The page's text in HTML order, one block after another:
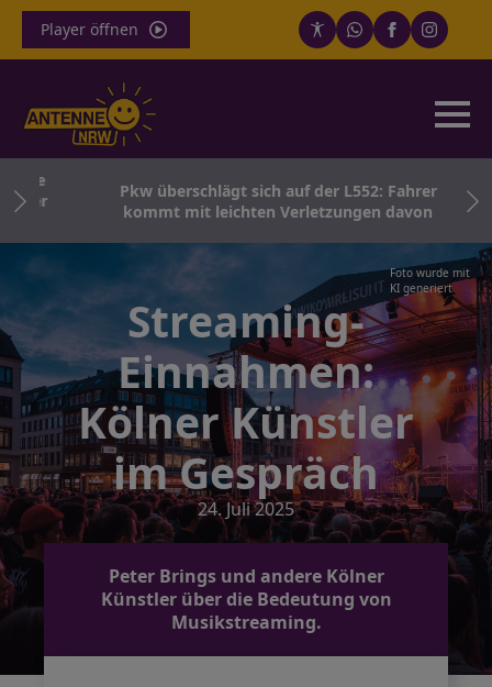
Player öffnen
Pkw überschlägt sich auf der L552: Fahrer
kommt mit leichten Verletzungen davon
Foto wurde mit
KI generiert
Streaming-
Einnahmen:
Kölner Künstler
im Gespräch
24. Juli 2025
Peter Brings und andere Kölner
Künstler über die Bedeutung von
Musikstreaming.